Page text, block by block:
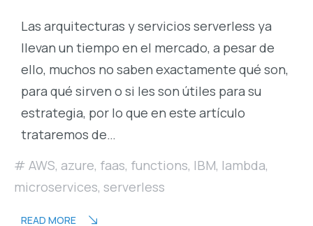
Las arquitecturas y servicios serverless ya
llevan un tiempo en el mercado, a pesar de
ello, muchos no saben exactamente qué son,
para qué sirven o si les son útiles para su
estrategia, por lo que en este artículo
trataremos de…
AWS, azure, faas, functions, IBM, lambda,
microservices, serverless
READ MORE